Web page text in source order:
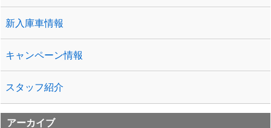
新入庫車情報
キャンペーン情報
スタッフ紹介
アーカイブ